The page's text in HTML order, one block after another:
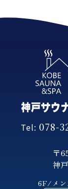
Tel: 078-
〒
神
6F/メン